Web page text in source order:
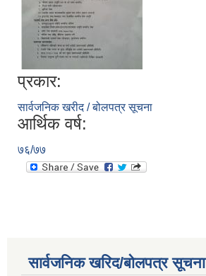
प्रकार:
सार्वजनिक खरीद / बोलपत्र सूचना
आर्थिक वर्ष:
७६/७७
सार्वजनिक खरिद/बोलपत्र सूचना